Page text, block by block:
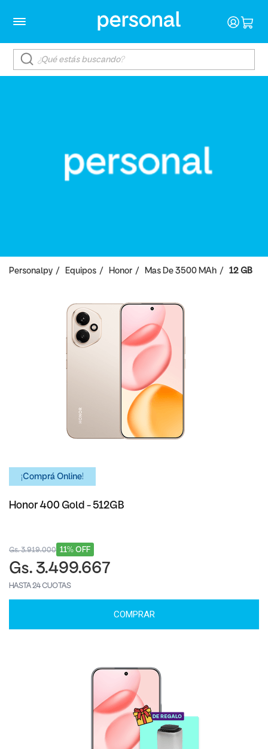
Personalpy Equipos Honor Mas De 3500 MAh 12 GB
¡Comprá Online!
Honor 400 Gold - 512GB
11% OFF
Gs. 3.919.000
Gs. 3.499.667
HASTA 24 CUOTAS
COMPRAR